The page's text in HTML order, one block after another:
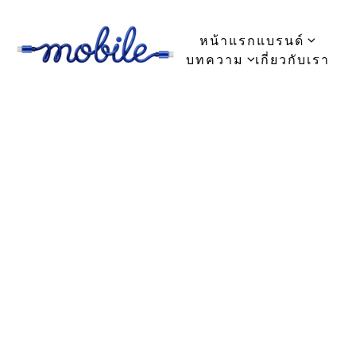
หน้าแรก แบรนด์
บทความ
เกี่ยวกับเรา